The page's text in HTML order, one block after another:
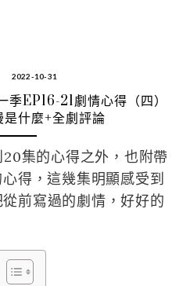
2022-10-31
季EP16-21劇情心得（四）
什麼+全劇評論
集的心得之外，也附帶
得，這幾集明顯感受到
前寫過的劇情，好好的